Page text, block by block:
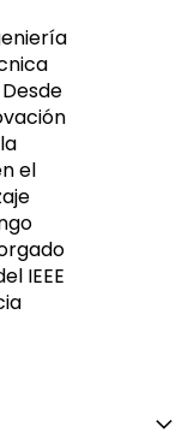
el
IEEE